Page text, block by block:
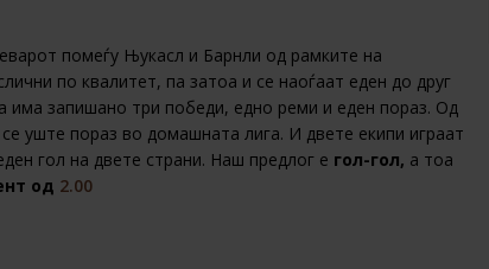
помеѓу Њукасл и Барнли од рамките на
по квалитет, па затоа и се наоѓаат еден до друг
има запишано три победи, едно реми и еден пораз. Од
уште пораз во домашната лига. И двете екипи играат
гол на двете страни. Наш предлог е гол-гол, а тоа
од 2.00